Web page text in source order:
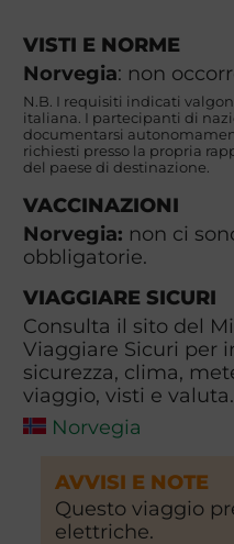
VISTI E NORME
Norvegia: non
N.B. I requisiti indicati
italiana. I partecipanti di
documentarsi
richiesti presso la propria
del paese di destinazione.
VACCINAZIONI
Norvegia: non ci
obbligatorie.
VIAGGIARE SICURI
Consulta il sito del
Viaggiare Sicuri per
sicurezza, clima,
viaggio, visti e valuta.
Norvegia
AVVISI E NOTE
Questo viaggio
elettriche.